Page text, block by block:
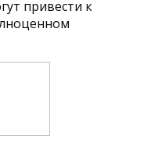
привести к